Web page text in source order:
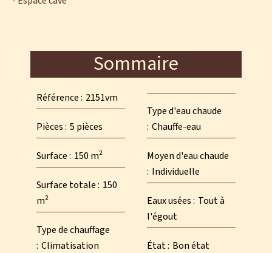
Sommaire
Référence 2151vm
Pièces 5 pièces
Surface 150 m²
Surface totale 150
m²
Type de chauffage
Climatisation
Type d'eau chaude
Chauffe-eau
Moyen d'eau chaude
Individuelle
Eaux usées Tout à
l'égout
État Bon état